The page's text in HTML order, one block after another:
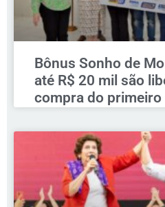
Bônus Sonho de
até R$ 20 mil são
compra do primeiro